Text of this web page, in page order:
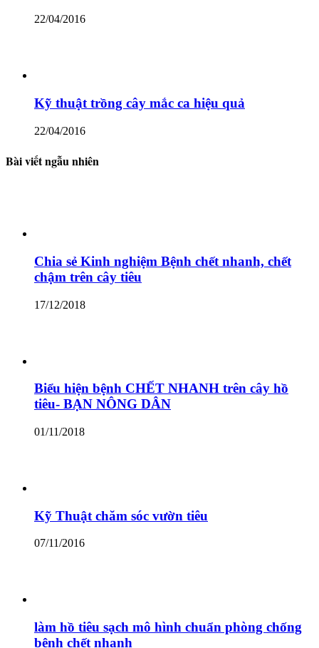
22/04/2016
Kỹ thuật trồng cây mắc ca hiệu quả
22/04/2016
Bài viết ngẫu nhiên
Chia sẻ Kinh nghiệm Bệnh chết nhanh, chết
chậm trên cây tiêu
17/12/2018
Biểu hiện bệnh CHẾT NHANH trên cây hồ
tiêu- BẠN NÔNG DÂN
01/11/2018
Kỹ Thuật chăm sóc vườn tiêu
07/11/2016
làm hồ tiêu sạch mô hình chuẩn phòng chống
bệnh chết nhanh